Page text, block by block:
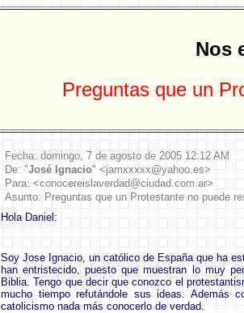
Nos
Preguntas que un
Fecha: domingo, 7 de agosto de 2005 12:12 AM
De: "José Ignacio" <jamxxxxx@yahoo.es>
Para: <conocereislaverdad@ciudad.com.ar>
Asunto: Preguntas que un Protestante no puede
Hola Daniel:
Soy Jose Ignacio, un católico de España que ha
han entristecido, puesto que muestran lo muy
Biblia. Tengo que decir que conozco el
mucho tiempo refutándole sus ideas. Además
catolicismo nada más conocerlo de verdad.